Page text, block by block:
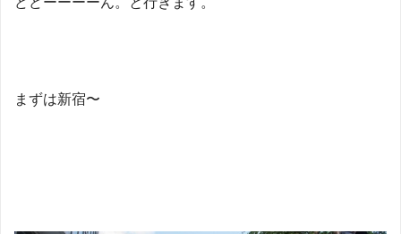
まずは新宿〜